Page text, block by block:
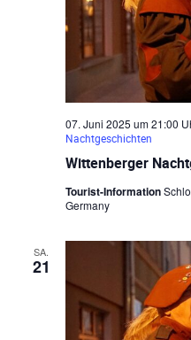
Wittenberger
07. Juni 2025 um 21:00
Nachtgeschichten
Tourist-Information
Germany
SA.
21